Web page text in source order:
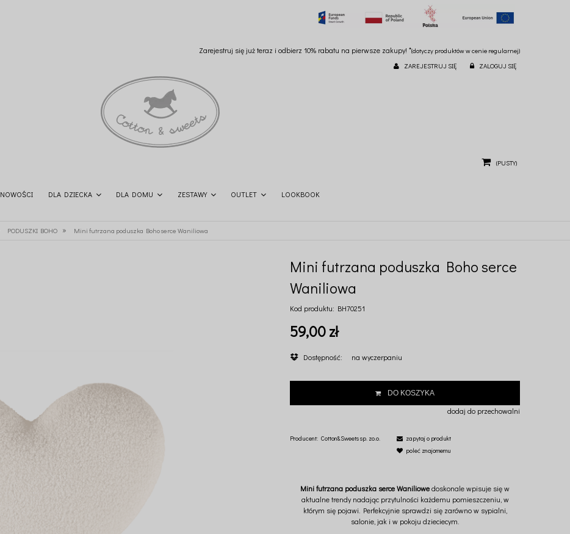
Zarejestruj się już teraz i odbierz 10% rabatu na pierwsze zakupy! *(dotyczy produktów w cenie regularnej)
ZAREJESTRUJ SIĘ ZALOGUJ SIĘ
(PUSTY)
NOWOŚCI DLA DZIECKA DLA DOMU ZESTAWY OUTLET LOOKBOOK
PODUSZKI BOHO » Mini futrzana poduszka Boho serce Waniliowa
Mini futrzana poduszka Boho serce
Waniliowa
Kod produktu: BH70251
59,00 zł
Dostępność: na wyczerpaniu
DO KOSZYKA
dodaj do przechowalni
Producent: Cotton&Sweets sp. zo.o.
zapytaj o produkt
poleć znajomemu
Mini futrzana poduszka serce Waniliowedoskonale wpisuje się w
aktualne trendy nadając przytulności każdemu pomieszczeniu, w
którym się pojawi. Perfekcyjnie sprawdzi się zarówno w sypialni,
salonie, jak i w pokoju dzieciecym.